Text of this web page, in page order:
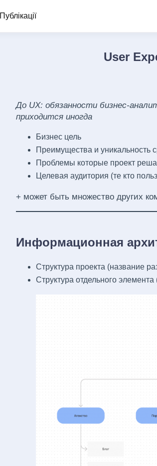
Публікації
User
До UX: обязанности бизнес-
приходится иногда
Бизнес цель
Преимущества и уникальность
Проблемы которые проект
Целевая аудитория (те кто
+ может быть множество других
Информационная
Структура проекта (название
Структура отдельного